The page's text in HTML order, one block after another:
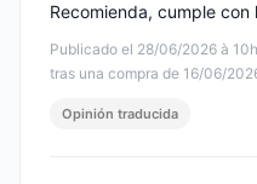
Publicado el 28/06/2026 à
tras una compra de 16/06/
Recomienda, cumple
Opinión traducida